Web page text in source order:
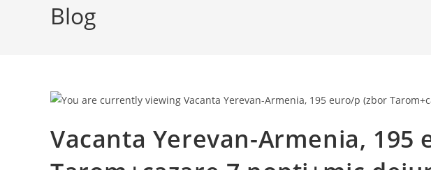
Blog
Vacanta Yerevan-Armenia, 195